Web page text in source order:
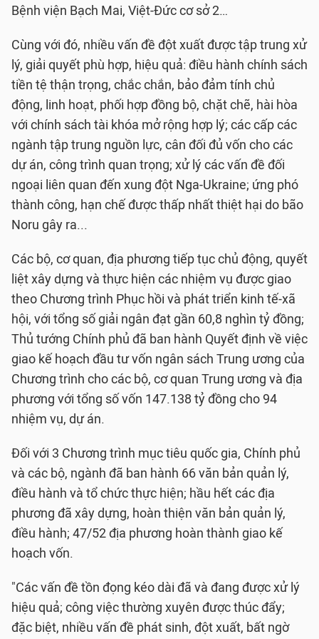
Bệnh viện Bạch Mai, Việt-Đức cơ sở 2…
Cùng với đó, nhiều vấn đề đột xuất được tập trung xử
lý, giải quyết phù hợp, hiệu quả: điều hành chính sách
tiền tệ thận trọng, chắc chắn, bảo đảm tính chủ
động, linh hoạt, phối hợp đồng bộ, chặt chẽ, hài hòa
với chính sách tài khóa mở rộng hợp lý; các cấp các
ngành tập trung nguồn lực, cân đối đủ vốn cho các
dự án, công trình quan trọng; xử lý các vấn đề đối
ngoại liên quan đến xung đột Nga-Ukraine; ứng phó
thành công, hạn chế được thấp nhất thiệt hại do bão
Noru gây ra...
Các bộ, cơ quan, địa phương tiếp tục chủ động, quyết
liệt xây dựng và thực hiện các nhiệm vụ được giao
theo Chương trình Phục hồi và phát triển kinh tế-xã
hội, với tổng số giải ngân đạt gần 60,8 nghìn tỷ đồng;
Thủ tướng Chính phủ đã ban hành Quyết định về việc
giao kế hoạch đầu tư vốn ngân sách Trung ương của
Chương trình cho các bộ, cơ quan Trung ương và địa
phương với tổng số vốn 147.138 tỷ đồng cho 94
nhiệm vụ, dự án.
Đối với 3 Chương trình mục tiêu quốc gia, Chính phủ
và các bộ, ngành đã ban hành 66 văn bản quản lý,
điều hành và tổ chức thực hiện; hầu hết các địa
phương đã xây dựng, hoàn thiện văn bản quản lý,
điều hành; 47/52 địa phương hoàn thành giao kế
hoạch vốn.
"Các vấn đề tồn đọng kéo dài đã và đang được xử lý
hiệu quả; công việc thường xuyên được thúc đẩy;
đặc biệt, nhiều vấn đề phát sinh, đột xuất, bất ngờ